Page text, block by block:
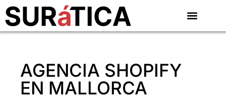
AGENCIA SHOPIFY
EN MALLORCA